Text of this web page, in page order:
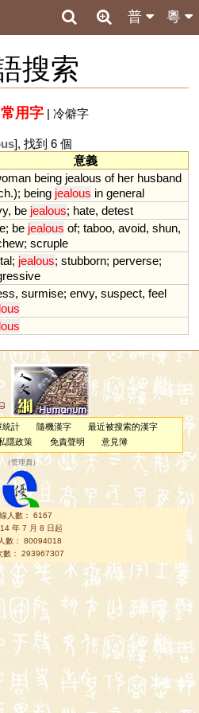
粵
普
搜索
常用字| 冷僻字
], 找到 6 個
意義
being jealous of her husband
.); being jealous in general
, be jealous; hate, detest
; be jealous of; taboo, avoid, shun,
; scruple
; jealous; stubborn; perverse;
, surmise; envy, suspect, feel
統計 隨機漢字
最近被搜索的漢字
隱政策 免責聲明 意見簿
（管理員 ）
人數： 6167
年 7 月 8 日起
數： 80094018
數： 293967307